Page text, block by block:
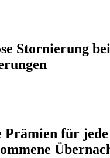
Stornierung bei
Prämien für jede